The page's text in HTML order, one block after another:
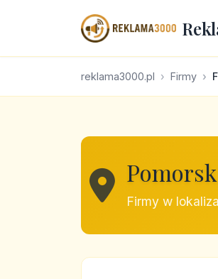
reklama3000.pl Firmy
Firmy w